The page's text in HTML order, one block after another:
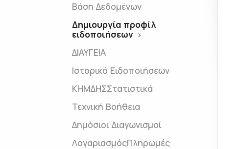
Βάση Δεδομένων
Δημιουργία προφίλ
ειδοποιήσεων
ΔΙΑΥΓΕΙΑ
Ιστορικό Ειδοποιήσεων
ΚΗΜΔΗΣΣτατιστικά
Τεχνική Βοήθεια
Δημόσιοι Διαγωνισμοί
ΛογαριασμόςΠληρωμές